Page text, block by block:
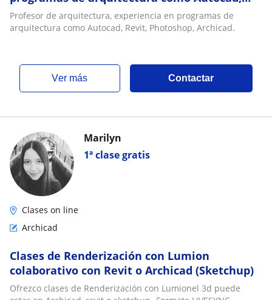
Revit, Photoshop, Archicad
Profesor de arquitectura, experiencia en programas de
arquitectura como Autocad, Revit, Photoshop, Archicad.
ver más Contactar
1ª clase gratis
Marilyn
Clases on line
Archicad
Clases de Renderización con Lumion
colaborativo con Revit o Archicad (Sketchup)
Ofrezco clases de Renderización con Lumionel 3d puede